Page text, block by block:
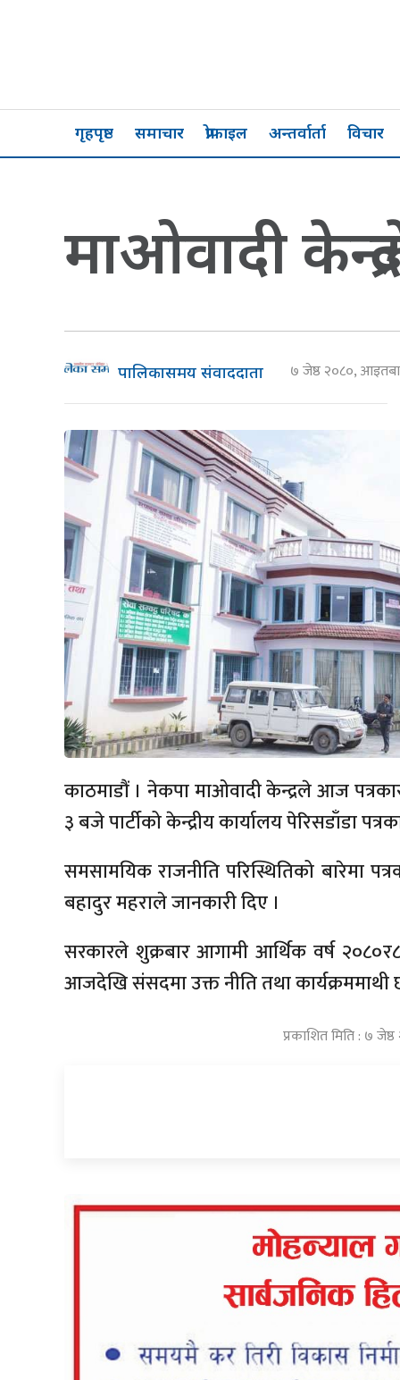
गृहपृष्ठ समाचार प्रोफाइल अन्तर्वार्ता विचार
माओवादी
पालिकासमय संवाददाता ७ जेष्ठ २०८०,
काठमाडौं । नेकपा माओवादी केन्द्रले आज
३ बजे पार्टीको केन्द्रीय कार्यालय पेरिसडाँडा
समसामयिक राजनीति परिस्थितिको बारेमा
बहादुर महराले जानकारी दिए ।
सरकारले शुक्रबार आगामी आर्थिक वर्ष
आजदेखि संसदमा उक्त नीति तथा
प्रकाशित मिति : ७